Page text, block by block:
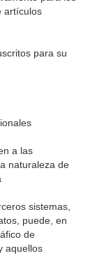
artículos
para su
a las
naturaleza de
sistemas,
puede, en
de
aquellos